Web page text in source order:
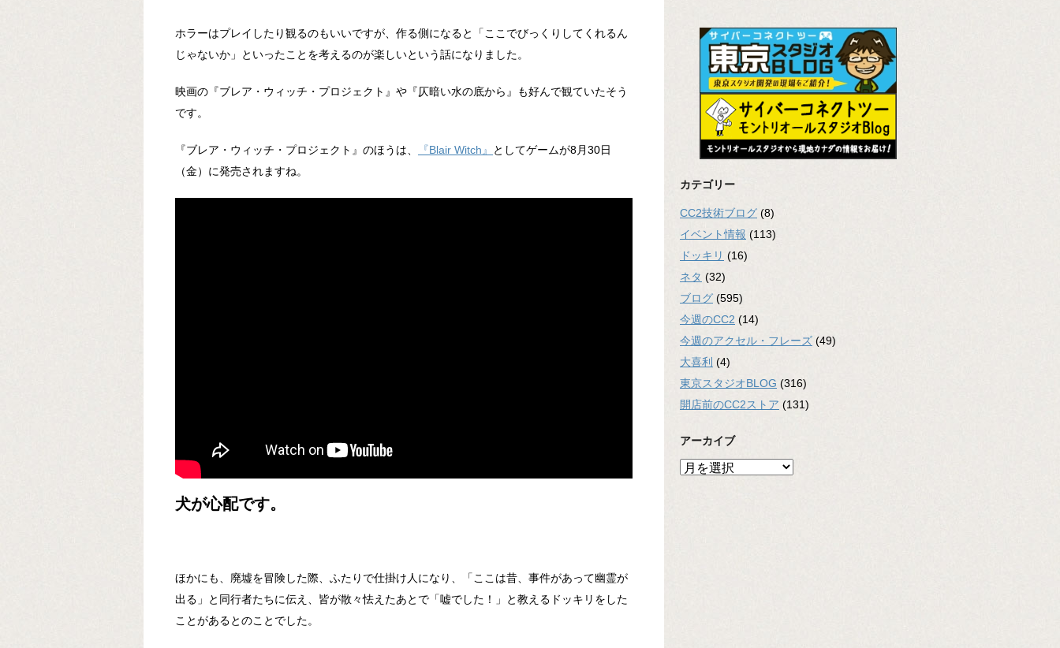
ホラーはプレイしたり観るのもいいですが、作る側になると「ここでびっくりしてくれるん
じゃないか」といったことを考えるのが楽しいという話になりました。
映画の『ブレア・ウィッチ・プロジェクト』や『仄暗い水の底から』も好んで観ていたそう
です。
『ブレア・ウィッチ・プロジェクト』のほうは、 『Blair Witch』
としてゲームが8月30日
（金）に発売されますね。
犬が心配です。
ほかにも、廃墟を冒険した際、ふたりで仕掛け人になり、「ここは昔、事件があって幽霊が
出る」と同行者たちに伝え、皆が散々怯えたあとで「嘘でした！」と教えるドッキリをした
ことがあるとのことでした。
カテゴリー
CC2技術ブログ (8)
イベント情報 (113)
ドッキリ (16)
ネタ (32)
ブログ (595)
今週のCC2 (14)
今週のアクセル・フレーズ (49)
大喜利 (4)
東京スタジオBLOG (316)
開店前のCC2ストア (131)
アーカイブ
ア